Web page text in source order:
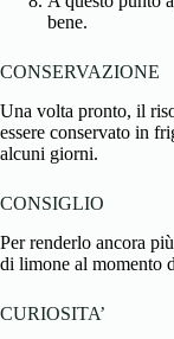
bene.
CONSERVAZIONE
Una volta pronto, il
essere conservato in
alcuni giorni.
CONSIGLIO
Per renderlo ancora
di limone al momento
CURIOSITA’